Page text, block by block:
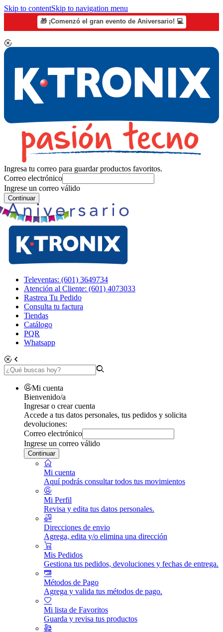
Skip to contentSkip to navigation menu
🎁 ¡Comenzó el gran evento de Aniversario! 💻
Ingresa tu correo para guardar productos favoritos.
Correo electrónico
Ingrese un correo válido
Continuar
Televentas: (601) 3649734
Atención al Cliente: (601) 4073033
Rastrea Tu Pedido
Consulta tu factura
Tiendas
Catálogo
PQR
Whatsapp
Mi cuenta
Bienvenido/a
Ingresar o crear cuenta
Accede a tus datos personales, tus pedidos y solicita
devoluciones:
Correo electrónico
Ingrese un correo válido
Continuar
Mi cuenta
Aquí podrás consultar todos tus movimientos
Mi Perfil
Revisa y edita tus datos personales.
Direcciones de envio
Agrega, edita y/o elimina una dirección
Mis Pedidos
Gestiona tus pedidos, devoluciones y fechas de entrega.
Métodos de Pago
Agrega y valida tus métodos de pago.
Mi lista de Favoritos
Guarda y revisa tus productos